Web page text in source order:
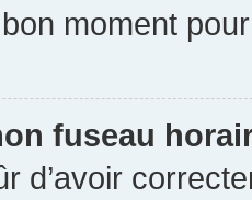
moment
fuseau
d’avoir